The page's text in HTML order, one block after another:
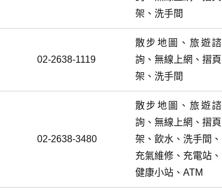
架、洗手間
02-2638-1119
散步地圖、旅遊諮
詢、無線上網、摺頁
架、洗手間
02-2638-3480
散步地圖、旅遊諮
詢、無線上網、摺頁
架、飲水、洗手間、
充氣維修、充電站、
健康小站、ATM